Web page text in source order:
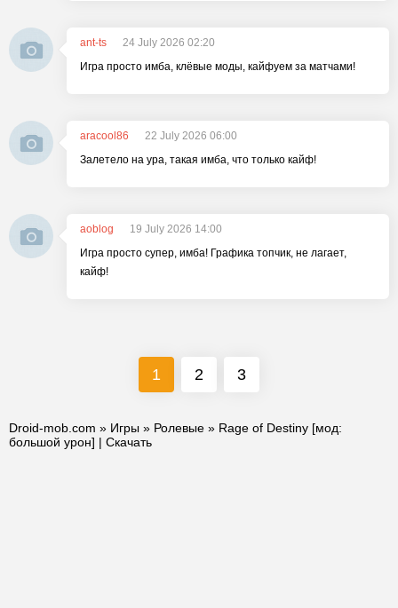
ant-ts
24 July 2026 02:20
Игра просто имба, клёвые моды, кайфуем за матчами!
aracool86
22 July 2026 06:00
Залетело на ура, такая имба, что только кайф!
aoblog
19 July 2026 14:00
Игра просто супер, имба! Графика топчик, не лагает,
кайф!
1 2 3
Droid-mob.com » Игры » Ролевые » Rage of Destiny [мод:
большой урон] | Скачать